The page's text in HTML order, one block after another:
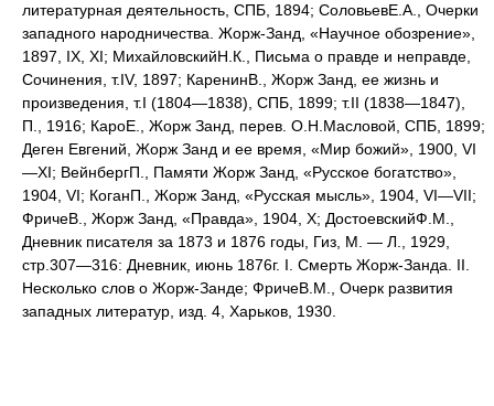
литературная деятельность, СПБ, 1894; СоловьевЕ.А., Очерки
западного народничества. Жорж-Занд, «Научное обозрение»,
1897, IX, XI; МихайловскийН.К., Письма о правде и неправде,
Сочинения, т.IV, 1897; КаренинВ., Жорж Занд, ее жизнь и
произведения, т.I (1804—1838), СПБ, 1899; т.II (1838—1847),
П., 1916; КароЕ., Жорж Занд, перев. О.Н.Масловой, СПБ, 1899;
Деген Евгений, Жорж Занд и ее время, «Мир божий», 1900, VI
—XI; ВейнбергП., Памяти Жорж Занд, «Русское богатство»,
1904, VI; КоганП., Жорж Занд, «Русская мысль», 1904, VI—VII;
ФричеВ., Жорж Занд, «Правда», 1904, X; ДостоевскийФ.М.,
Дневник писателя за 1873 и 1876 годы, Гиз, М. — Л., 1929,
стр.307—316: Дневник, июнь 1876г. I. Смерть Жорж-Занда. II.
Несколько слов о Жорж-Занде; ФричеВ.М., Очерк развития
западных литератур, изд. 4, Харьков, 1930.